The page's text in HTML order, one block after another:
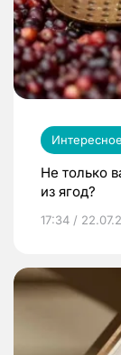
Интересное
Не только
из ягод?
17:34 /